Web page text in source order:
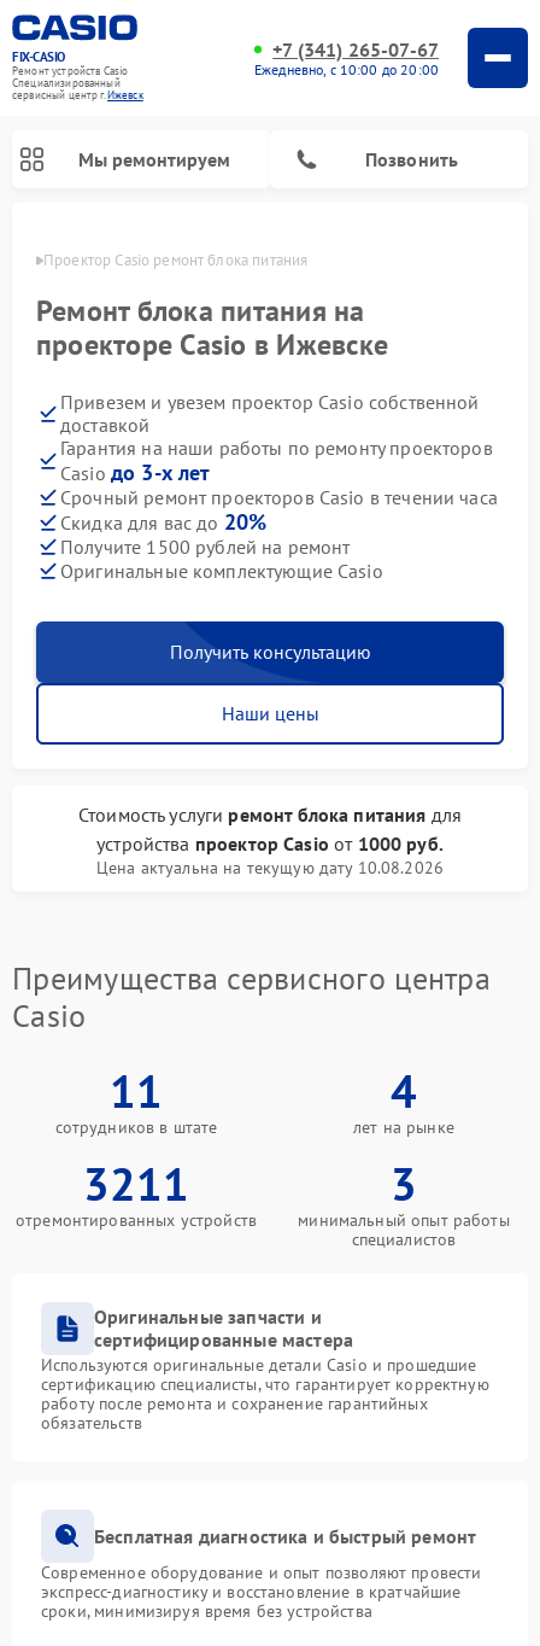
FIX-CASIO
Ремонт устройств Casio
Специализированный
cервисный центр г.Ижевск
+7 (341) 265-07-67
Ежедневно, с 10:00 до 20:00
Мы ремонтируем Позвонить
Проектор Casio ремонт блока питания
Ремонт блока питания на
проекторе Casio в Ижевске
Привезем и увезем проектор Casio собственной
доставкой
Гарантия на наши работы по ремонту проекторов
Casio до 3-х лет
Срочный ремонт проекторов Casio в течении часа
Скидка для вас до 20%
Получите 1500 рублей на ремонт
Оригинальные комплектующие Casio
Получить консультацию
Наши цены
Стоимость услуги ремонт блока питания для
устройства проектор Casio от 1000 руб.
Цена актуальна на текущую дату 10.08.2026
Преимущества сервисного центра
Casio
11
сотрудников в штате
4
лет на рынке
3211
отремонтированных устройств
3
минимальный опыт работы
специалистов
Оригинальные запчасти и
сертифицированные мастера
Используются оригинальные детали Casio и прошедшие
сертификацию специалисты, что гарантирует корректную
работу после ремонта и сохранение гарантийных
обязательств
Бесплатная диагностика и быстрый ремонт
Современное оборудование и опыт позволяют провести
экспресс-диагностику и восстановление в кратчайшие
сроки, минимизируя время без устройства